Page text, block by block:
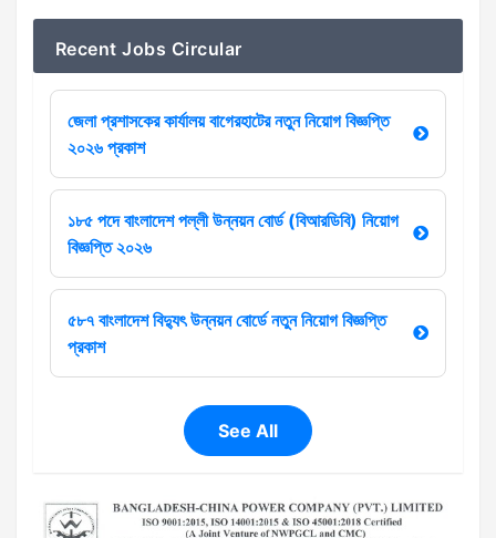
Recent Jobs Circular
জেলা প্রশাসকের কার্যালয় বাগেরহাটের নতুন নিয়োগ বিজ্ঞপ্তি
২০২৬ প্রকাশ
১৮৫ পদে বাংলাদেশ পল্লী উন্নয়ন বোর্ড (বিআরডিবি) নিয়োগ
বিজ্ঞপ্তি ২০২৬
৫৮৭ বাংলাদেশ বিদ্যুৎ উন্নয়ন বোর্ডে নতুন নিয়োগ বিজ্ঞপ্তি
প্রকাশ
See All